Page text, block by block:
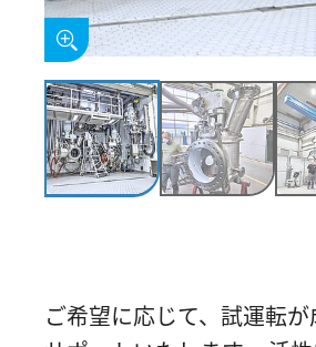
ご希望に応じて、試運転